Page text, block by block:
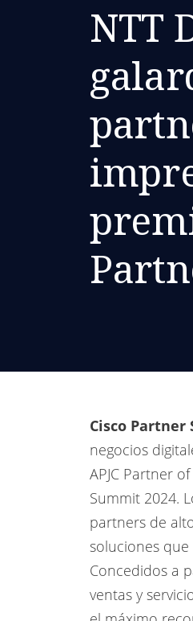
NTT
Cisco Partner
negocios
APJC Partner
Summit 2024.
partners de
soluciones
Concedidos a
ventas y